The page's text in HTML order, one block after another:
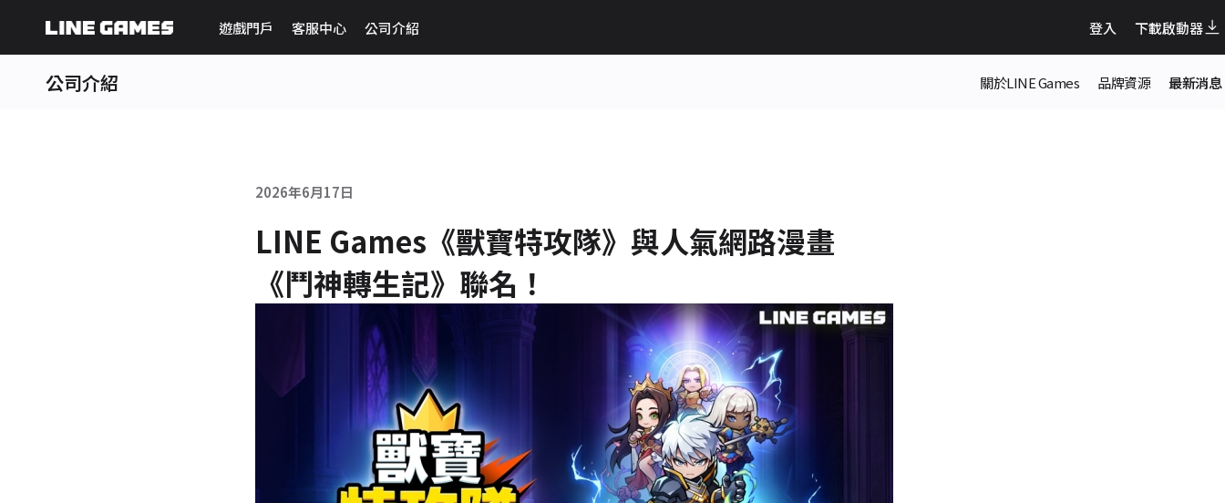
遊戲門戶 客服中心 公司介紹 登入 下載啟動器
公司介紹 關於LINE Games 品牌資源 最新消息
2026年6月17日
LINE Games《獸寶特攻隊》與人氣網路漫畫
《鬥神轉生記》聯名！